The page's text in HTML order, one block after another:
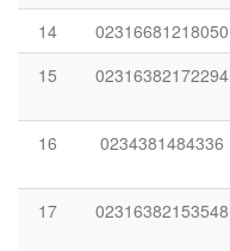
14 02316681218050
15
02316382172294
16 0234381484336
17 02316382153548